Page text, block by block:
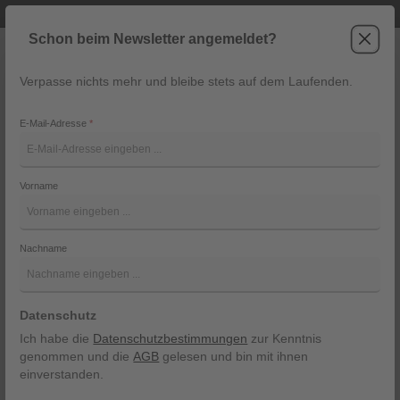
Navigation
Bildergalerie überspringen
Schon beim Newsletter angemeldet?
Verpasse nichts mehr und bleibe stets auf dem Laufenden.
E-Mail-Adresse*
Vorname
Nachname
Datenschutz
Ich habe die Datenschutzbestimmungen zur Kenntnis
genommen und dieAGB gelesen und bin mit ihnen
einverstanden.